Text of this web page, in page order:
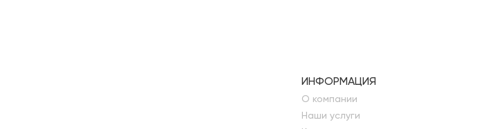
ИНФОРМАЦИЯ
О компании
Наши услуги